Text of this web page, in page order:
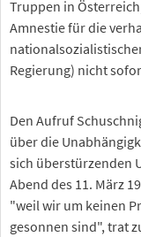
Truppen in
Amnestie für die
Regierung) nicht
Den Aufruf
über die
sich überstürzenden
Abend des 11. März
"weil wir um keinen
gesonnen sind", trat